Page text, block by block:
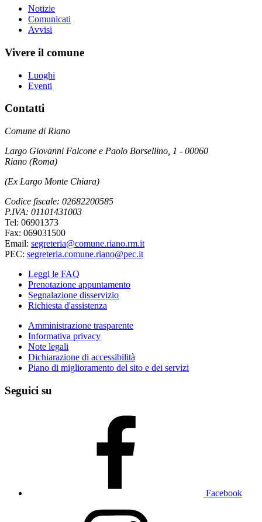
Notizie
Comunicati
Avvisi
Vivere il comune
Luoghi
Eventi
Contatti
Comune di Riano
Largo Giovanni Falcone e Paolo Borsellino, 1 - 00060
Riano (Roma)
(Ex Largo Monte Chiara)
Codice fiscale: 02682200585
P.IVA: 01101431003
Tel: 06901373
Fax: 069031500
Email: segreteria@comune.riano.rm.it
PEC: segreteria.comune.riano@pec.it
Leggi le FAQ
Prenotazione appuntamento
Segnalazione disservizio
Richiesta d'assistenza
Amministrazione trasparente
Informativa privacy
Note legali
Dichiarazione di accessibilità
Piano di miglioramento del sito e dei servizi
Seguici su
Facebook